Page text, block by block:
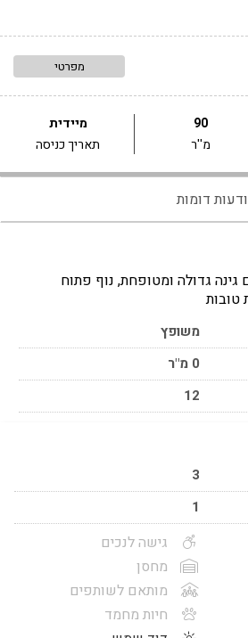
מפרטי
90
מ''ר
מיידית
תאריך כניסה
דומות
גדולה ומטופחת, נוף פתוח
טובות
משופץ
0 מ"ר
12
3
1
גישה לנכים
מחסן
מותאם לשותפים
חיות מחמד